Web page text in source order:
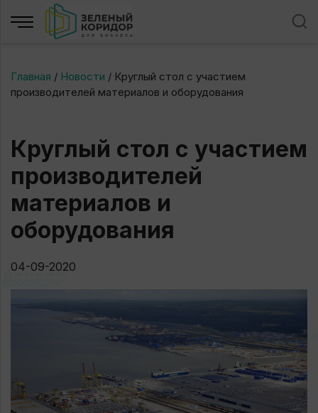
Главная / Новости / Круглый стол с участием
производителей материалов и оборудования
Круглый стол с участием
производителей
материалов и
оборудования
04-09-2020